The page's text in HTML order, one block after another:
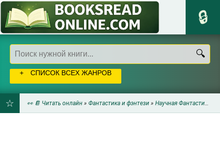
СПИСОК ВСЕХ ЖАНРОВ
👀 📔 Читать онлайн » Фантастика и фэнтези » Научная Фантастика